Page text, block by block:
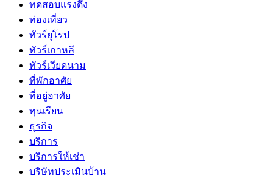
ทดสอบแรงดึง
ท่องเที่ยว
ทัวร์ยุโรป
ทัวร์เกาหลี
ทัวร์เวียดนาม
ที่พักอาศัย
ที่อยู่อาศัย
ทุนเรียน
ธุรกิจ
บริการ
บริการให้เช่า
บริษัทประเมินบ้าน